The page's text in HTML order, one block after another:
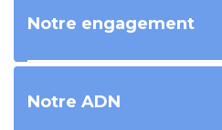
Notre engagement
Notre ADN